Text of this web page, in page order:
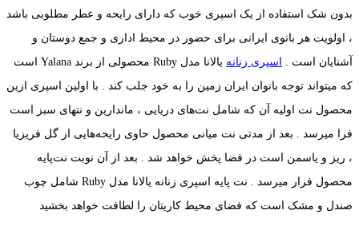
بدون شک استفاده از یک اسپری خوب که دارای رایحه‌ و عطر مطلوبی باشد
، اولویت هر بانوی ایرانی برای حضور در محیط اداری و جمع دوستان و
آشنایان است .
اسپری زنانه
یالانا مدل Ruby محصولی از برند Yalana است
که میتواند توجه بانوان ایران زمین را به خود جلب کند . با اولین اسپری ازین
محصول نت اولیه آن که شامل نت‌های دریایی ، ماندارین و نتهای سبز است
فرا میرسد . بعد از مدتی نت میانی محصول حاوی رایحه‌هایی از گل فریزیا
، ریز و یاسمن است در فضا پخش خواهد شد . بعد از آن نوبت نت‌پایه
محصول فرار میرسد . نت پایه اسپری زنانه یالانا مدل Ruby شامل چوب
صندل و مشک است که فضای محیط کاریتان را لطافت خواهد بخشید